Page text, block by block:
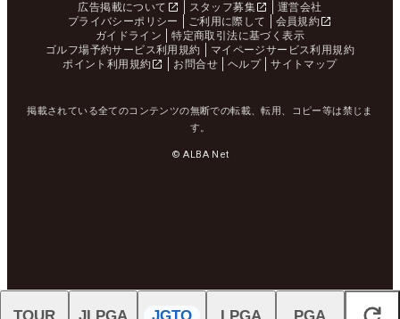
広告掲載について スタッフ募集
運営会社
プライバシーポリシー
ご利用に際して
会員規約
ガイドライン
特定商取引法に基づく表示
ゴルフ場予約サービス利用規約
マイページサービス利用規約
ポイント利用規約
お問合せ ヘルプ サイトマップ
掲載されている全てのコンテンツの無断での転載、転用、コピー等は禁じま
す。
© ALBA Net
TOUR JLPGA JGTO LPGA PGA